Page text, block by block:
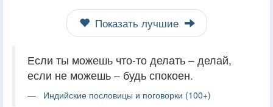
Показать лучшие
Если ты можешь что-то делать – делай,
если не можешь – будь спокоен.
Индийские пословицы и поговорки (100+)